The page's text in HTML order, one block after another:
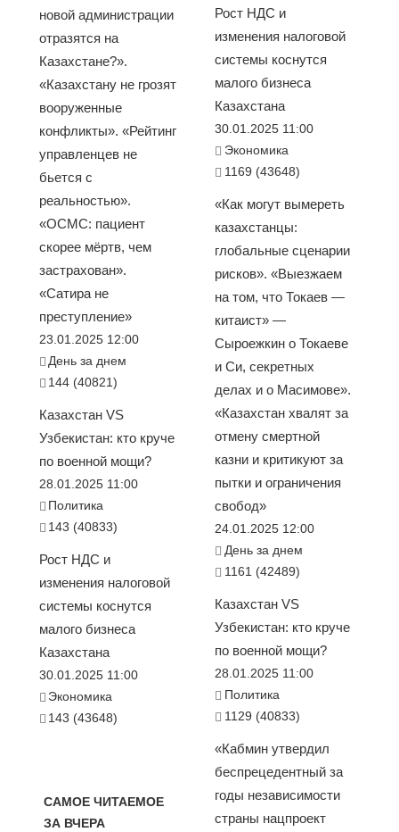
новой администрации
отразятся на
Казахстане?».
«Казахстану не грозят
вооруженные
конфликты». «Рейтинг
управленцев не
бьется с
реальностью».
«ОСМС: пациент
скорее мёртв, чем
застрахован».
«Сатира не
преступление»
23.01.2025 12:00
День за днем
144 (40821)
Казахстан VS
Узбекистан: кто круче
по военной мощи?
28.01.2025 11:00
Политика
143 (40833)
Рост НДС и
изменения налоговой
системы коснутся
малого бизнеса
Казахстана
30.01.2025 11:00
Экономика
143 (43648)
САМОЕ ЧИТАЕМОЕ
ЗА ВЧЕРА
Рост НДС и
изменения налоговой
системы коснутся
малого бизнеса
Казахстана
30.01.2025 11:00
Экономика
1169 (43648)
«Как могут вымереть
казахстанцы:
глобальные сценарии
рисков». «Выезжаем
на том, что Токаев —
китаист» —
Сыроежкин о Токаеве
и Си, секретных
делах и о Масимове».
«Казахстан хвалят за
отмену смертной
казни и критикуют за
пытки и ограничения
свобод»
24.01.2025 12:00
День за днем
1161 (42489)
Казахстан VS
Узбекистан: кто круче
по военной мощи?
28.01.2025 11:00
Политика
1129 (40833)
«Кабмин утвердил
беспрецедентный за
годы независимости
страны нацпроект